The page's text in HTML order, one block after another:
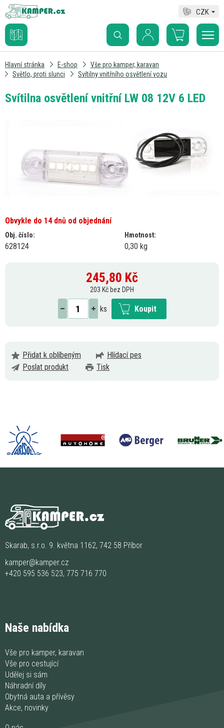
CZK
Hlavní stránka E-shop
Vše pro kamper, karavan
Světlo, proti slunci
Svítilny vnitřního osvětlení vozu
Svítilna osvětlení vnitřní LW 08 12V 6 LED
Obvykle do 14 dnů od objednání
Obj. číslo:
628124
Hmotnost:
0,30 kg
245,80 Kč
203 Kč bez DPH
ks Koupit
Přidat k oblíbeným
Hlídací pes
Poslat produkt
Tisk
Skarab, s.r.o. 9. května 1162, 742 58 Příbor
kamper@kamper.cz
+420 595 536 523, 775 716 770
Naše nabídka
Vše pro kamper, karavan
Vše pro cestující
Udělej si sám
Náhradní díly
Obytná auta a přívěsy
Akce, novinky